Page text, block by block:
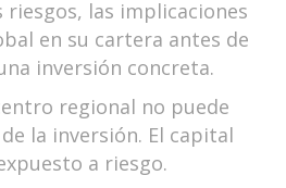
riesgos, las implicaciones
en su cartera antes de
inversión concreta.
regional no puede
la inversión. El capital
a riesgo.